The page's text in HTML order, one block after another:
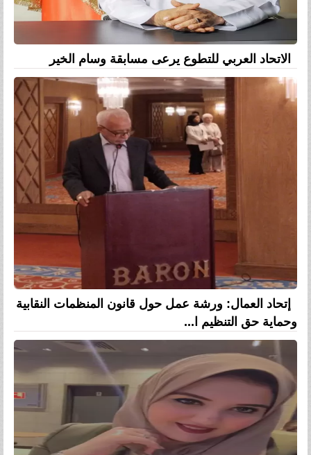
الاتحاد العربي للتطوع يرعى مسابقة وسام الخير
إتحاد العمال: ورشة عمل حول قانون المنظمات النقابية
وحماية حق التنظيم ا...